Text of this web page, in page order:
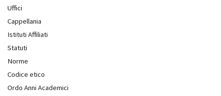
Uffici
Cappellania
Istituti Affiliati
Statuti
Norme
Codice etico
Ordo Anni Academici